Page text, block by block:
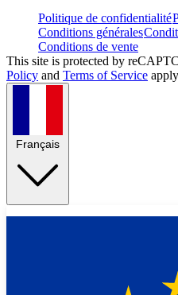
Politique de confidentialité
Conditions générales
Conditions de vente
This site is protected by
Policy and Terms of Service
Français